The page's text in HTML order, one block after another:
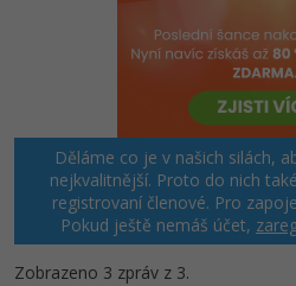
Děláme co je v našich silách,
nejkvalitnější. Proto do nich
registrovaní členové. Pro
Pokud ještě nemáš účet,
Zobrazeno 3 zpráv z 3.